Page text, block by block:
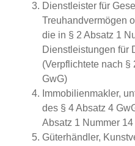
Dienstleister für
Treuhandvermögen
die in § 2 Absatz 1
Dienstleistungen für
(Verpflichtete nach §
GwG)
Immobilienmakler,
des § 4 Absatz 4
Absatz 1 Nummer 14
Güterhändler,